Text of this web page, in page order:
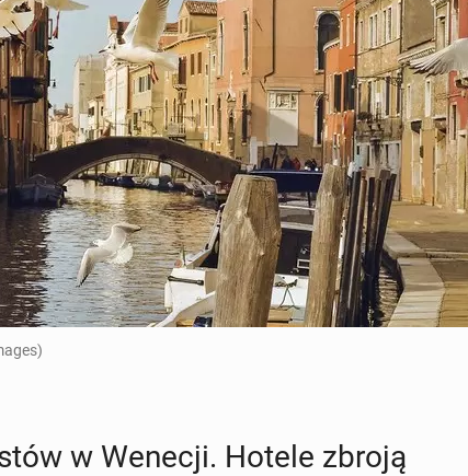
w Wenecji. Hotele zbroją